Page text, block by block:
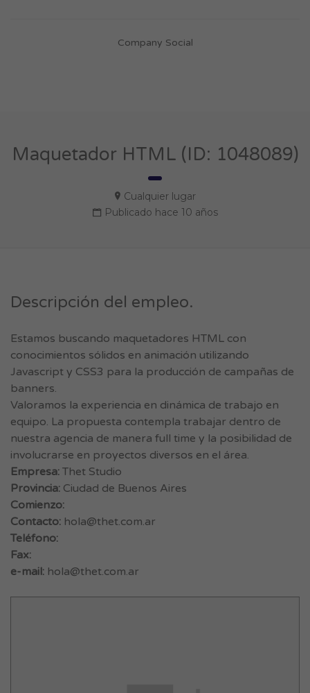
Company Social
Maquetador HTML (ID: 1048089)
Cualquier lugar
Publicado hace 10 años
Descripción del empleo.
Estamos buscando maquetadores HTML con
conocimientos sólidos en animación utilizando
Javascript y CSS3 para la producción de campañas de
banners.
Valoramos la experiencia en dinámica de trabajo en
equipo. La propuesta contempla trabajar dentro de
nuestra agencia de manera full time y la posibilidad de
involucrarse en proyectos diversos en el área.
Empresa: Thet Studio
Provincia: Ciudad de Buenos Aires
Comienzo:
Contacto: hola@thet.com.ar
Teléfono:
Fax:
e-mail: hola@thet.com.ar